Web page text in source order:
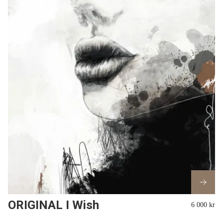
ORIGINAL I Wish 6 000 kr